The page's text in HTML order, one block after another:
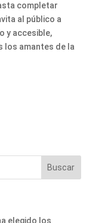
completar
al público a
y accesible,
los amantes de la
elegido los